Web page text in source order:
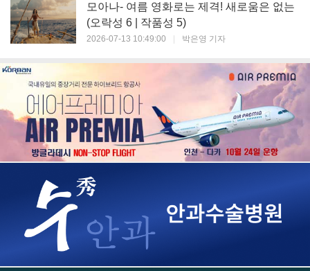
모아나- 여름 영화로는 제격! 새로움은 없는
(오락성 6 | 작품성 5)
2026-07-13 10:49:00 박은영 기자